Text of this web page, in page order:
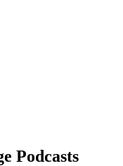
Podcasts